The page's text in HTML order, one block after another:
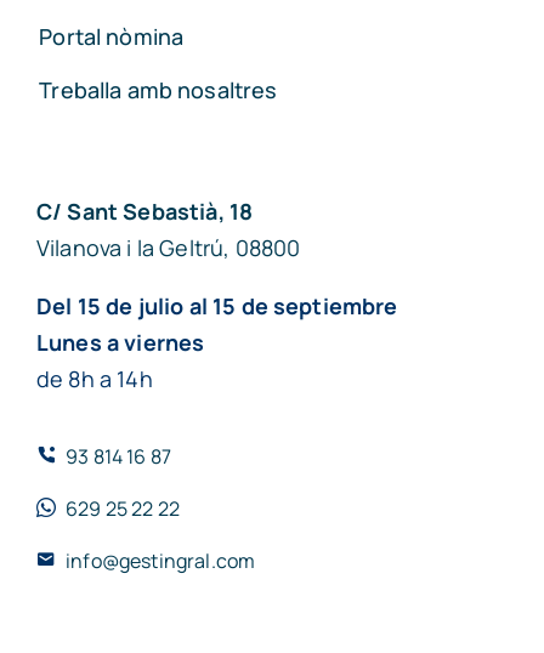
Portal nòmina
Treballa amb nosaltres
C/ Sant Sebastià, 18
Vilanova i la Geltrú, 08800
Del 15 de julio al 15 de septiembre
Lunes a viernes
de 8h a 14h
93 814 16 87
629 25 22 22
info@gestingral.com